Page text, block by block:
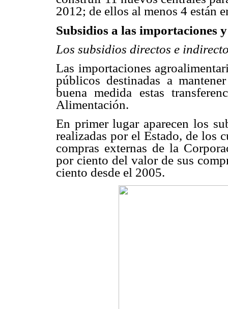
2012; de ellos al menos 4 están
Subsidios a las importaciones
Los subsidios directos e
Las importaciones
públicos destinadas a
buena medida estas
Alimentación.
En primer lugar aparecen los
realizadas por el Estado, de los
compras externas de la
por ciento del valor de sus
ciento desde el 2005.